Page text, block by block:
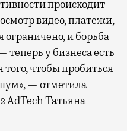
происходит
видео, платежи,
ограничено, и борьба
теперь у бизнеса есть
того, чтобы пробиться
— отметила
AdTech Татьяна